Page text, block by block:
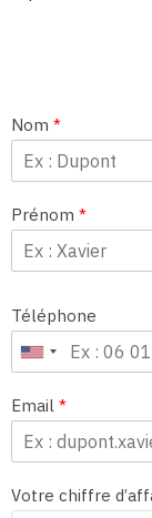
Nom *
Prénom *
Téléphone
Email *
Votre chiffre